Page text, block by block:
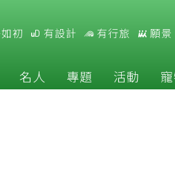
初 有設計 有行旅 願景
名人 專題 活動